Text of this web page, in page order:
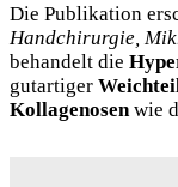
Die Publikation
Handchirurgie,
behandelt die
gutartiger
Kollagenosenwie